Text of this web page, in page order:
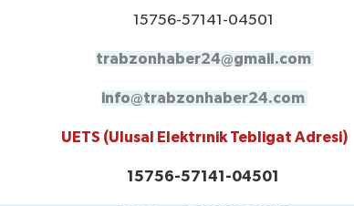
15756-57141-04501
trabzonhaber24@gmail.com
info@trabzonhaber24.com
UETS (Ulusal Elektrınik Tebligat Adresi)
15756-57141-04501